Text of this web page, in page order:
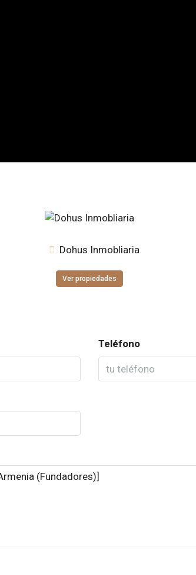
Dohus Inmobliaria
Ver propiedades
Teléfono